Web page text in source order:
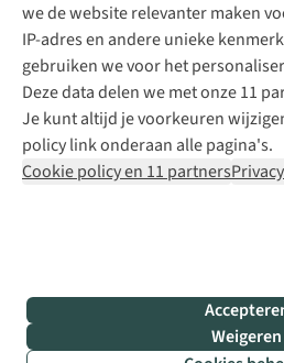
we de website relevanter maken
IP-adres en andere unieke
gebruiken we voor het
Deze data delen we met onze 11
Je kunt altijd je voorkeuren
policy link onderaan alle pagina's.
Cookie policy en 11 partners
Weigeren